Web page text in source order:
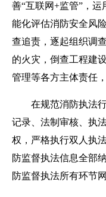
善“互联网+监管”，
能化评估消防安全风
查追责，逐起组织调
的火灾，倒查工程建
管理等各方主体责任
在规范消防执法
记录、法制审核、执
权，严格执行双人执
防监督执法信息全部
防监督执法所有环节